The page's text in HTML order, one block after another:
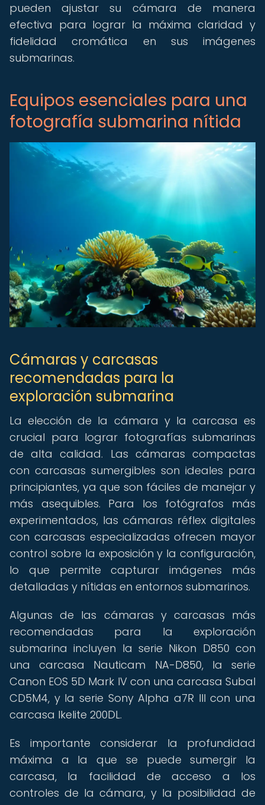
pueden ajustar su cámara de manera
efectiva para lograr la máxima claridad y
fidelidad cromática en sus imágenes
submarinas.
Equipos esenciales para una
fotografía submarina nítida
Cámaras y carcasas
recomendadas para la
exploración submarina
La elección de la cámara y la carcasa es
crucial para lograr fotografías submarinas
de alta calidad. Las cámaras compactas
con carcasas sumergibles son ideales para
principiantes, ya que son fáciles de manejar y
más asequibles. Para los fotógrafos más
experimentados, las cámaras réflex digitales
con carcasas especializadas ofrecen mayor
control sobre la exposición y la configuración,
lo que permite capturar imágenes más
detalladas y nítidas en entornos submarinos.
Algunas de las cámaras y carcasas más
recomendadas para la exploración
submarina incluyen la serie Nikon D850 con
una carcasa Nauticam NA-D850, la serie
Canon EOS 5D Mark IV con una carcasa Subal
CD5M4, y la serie Sony Alpha a7R III con una
carcasa Ikelite 200DL.
Es importante considerar la profundidad
máxima a la que se puede sumergir la
carcasa, la facilidad de acceso a los
controles de la cámara, y la posibilidad de